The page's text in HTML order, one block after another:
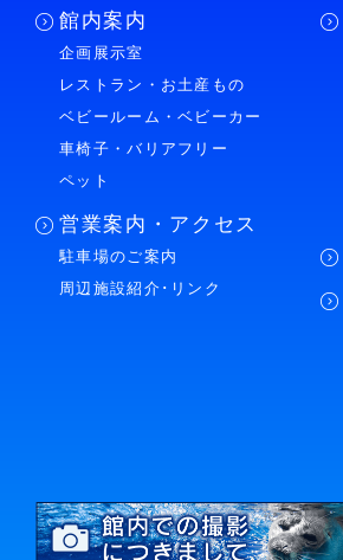
館内案内
企画展示室
レストラン・お土産もの
ベビールーム・ベビーカー
車椅子・バリアフリー
ペット
営業案内・アクセス
駐車場のご案内
周辺施設紹介･リンク